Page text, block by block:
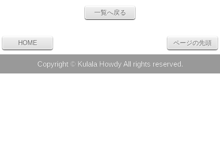
一覧へ戻る
HOME ページの先頭
Copyright © Kulala Howdy All rights reserved.